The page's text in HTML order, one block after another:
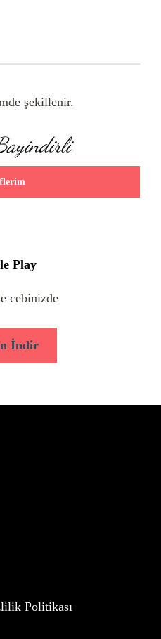
şekillenir.
Play
cebinizde
İndir
Politikası